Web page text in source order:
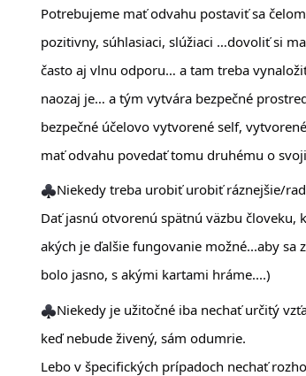
Potrebujeme mať odvahu postaviť sa
pozitivny, súhlasiaci, slúžiaci …dovoliť si
často aj vlnu odporu… a tam treba
naozaj je… a tým vytvára bezpečné
bezpečné účelovo vytvorené self,
mať odvahu povedať tomu druhému o
Niekedy treba urobiť urobiť ráznejšie/
Dať jasnú otvorenú spätnú väzbu človeku,
akých je ďalšie fungovanie možné...aby
bolo jasno, s akými kartami hráme....)
Niekedy je užitočné iba nechať určitý
keď nebude živený, sám odumrie.
Lebo v špecifických prípadoch nechať